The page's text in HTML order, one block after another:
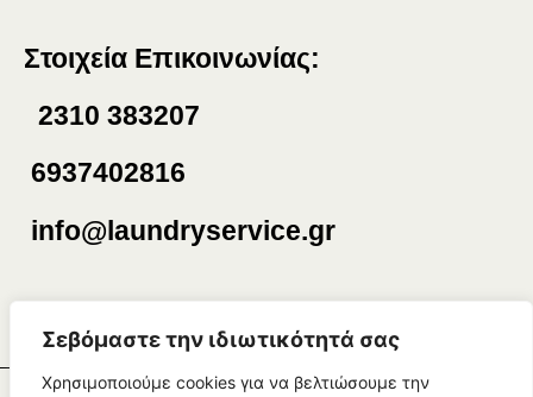
Σεβόμαστε την ιδιωτικότητά σας
Χρησιμοποιούμε cookies για να βελτιώσουμε την
Στοιχεία Επικοινωνίας:
2310 383207
6937402816
info@laundryservice.gr